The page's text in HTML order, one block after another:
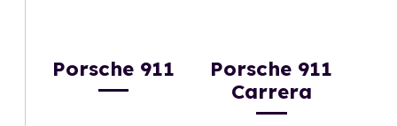
Porsche 911
Porsche 911
Carrera